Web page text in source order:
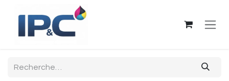
Se rendre au contenu